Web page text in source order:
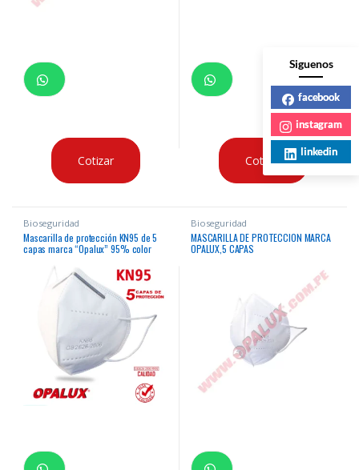
Cotizar Cotizar
Bioseguridad
Mascarilla de protección KN95 de 5
capas marca “Opalux” 95% color
Bioseguridad
MASCARILLA DE PROTECCION MARCA
OPALUX,5 CAPAS
Siguenos
facebook
instagram
linkedin